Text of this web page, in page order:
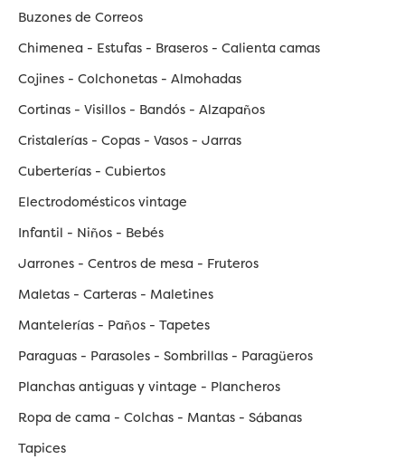
Buzones de Correos
Chimenea - Estufas - Braseros - Calienta camas
Cojines - Colchonetas - Almohadas
Cortinas - Visillos - Bandós - Alzapaños
Cristalerías - Copas - Vasos - Jarras
Cuberterías - Cubiertos
Electrodomésticos vintage
Infantil - Niños - Bebés
Jarrones - Centros de mesa - Fruteros
Maletas - Carteras - Maletines
Mantelerías - Paños - Tapetes
Paraguas - Parasoles - Sombrillas - Paragüeros
Planchas antiguas y vintage - Plancheros
Ropa de cama - Colchas - Mantas - Sábanas
Tapices